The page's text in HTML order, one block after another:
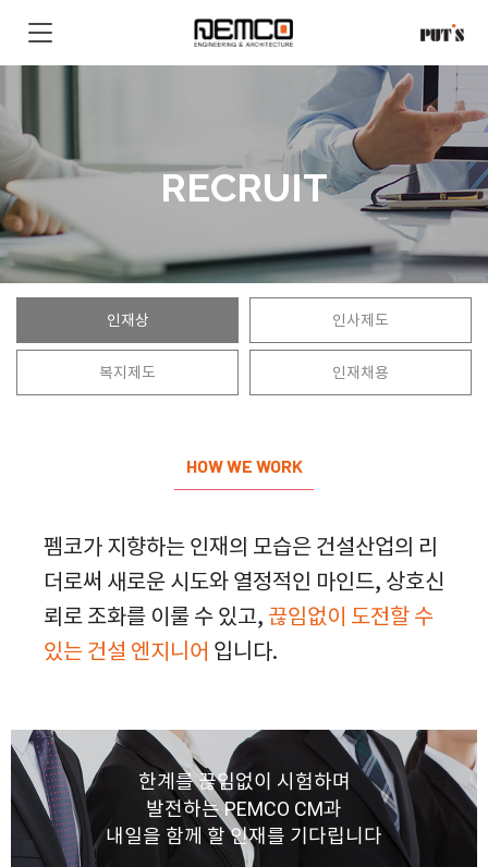
RECRUIT
인재상 인사제도
복지제도 인재채용
HOW WE WORK
펨코가 지향하는 인재의 모습은 건설산업의 리
더로써 새로운 시도와 열정적인 마인드, 상호신
뢰로 조화를 이룰 수 있고, 끊임없이 도전할 수
있는 건설 엔지니어 입니다.
한계를 끊임없이 시험하며
발전하는 PEMCO CM과
내일을 함께 할 인재를 기다립니다